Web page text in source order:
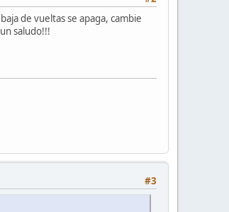
de vueltas se apaga, cambie
saludo!!!
#3